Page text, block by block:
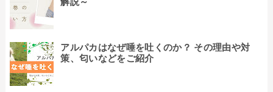
アルパカはなぜ唾を吐くのか？ その理由や対
策、匂いなどをご紹介